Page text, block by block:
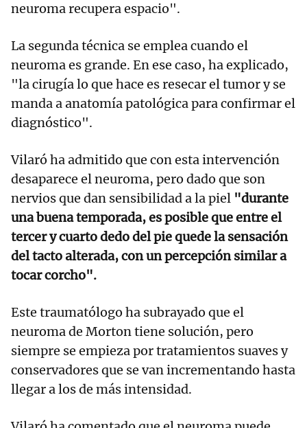
neuroma recupera espacio".
La segunda técnica se emplea cuando el
neuroma es grande. En ese caso, ha explicado,
"la cirugía lo que hace es resecar el tumor y se
manda a anatomía patológica para confirmar el
diagnóstico".
Vilaró ha admitido que con esta intervención
desaparece el neuroma, pero dado que son
nervios que dan sensibilidad a la piel "durante
una buena temporada, es posible que entre el
tercer y cuarto dedo del pie quede la sensación
del tacto alterada, con un percepción similar a
tocar corcho".
Este traumatólogo ha subrayado que el
neuroma de Morton tiene solución, pero
siempre se empieza por tratamientos suaves y
conservadores que se van incrementando hasta
llegar a los de más intensidad.